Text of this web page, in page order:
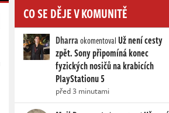
CO SE DĚJE V KOMUNITĚ
DharraokomentovalUž není cesty
zpět. Sony připomíná konec
fyzických nosičů na krabicích
PlayStationu 5
před 3 minutami